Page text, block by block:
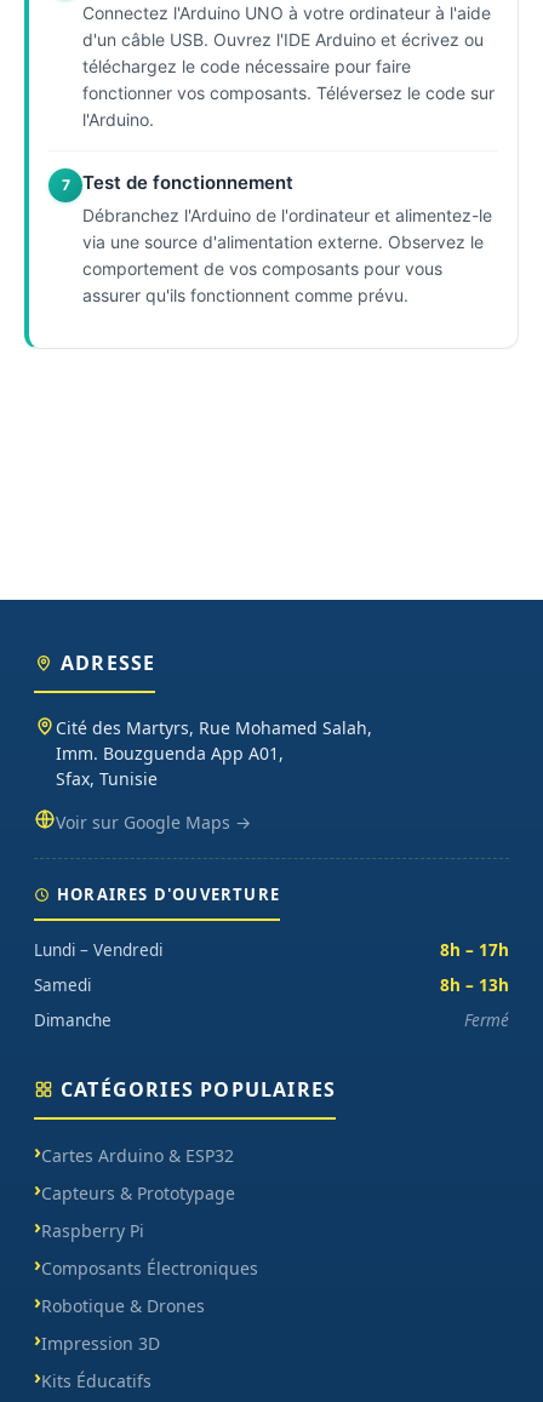
Connectez l'Arduino UNO à votre ordinateur à l'aide
d'un câble USB. Ouvrez l'IDE Arduino et écrivez ou
téléchargez le code nécessaire pour faire
fonctionner vos composants. Téléversez le code sur
l'Arduino.
7 Test de fonctionnement
Débranchez l'Arduino de l'ordinateur et alimentez-le
via une source d'alimentation externe. Observez le
comportement de vos composants pour vous
assurer qu'ils fonctionnent comme prévu.
ADRESSE
Cité des Martyrs, Rue Mohamed Salah,
Imm. Bouzguenda App A01,
Sfax, Tunisie
Voir sur Google Maps →
HORAIRES D'OUVERTURE
Lundi – Vendredi
8h – 17h
Samedi
8h – 13h
Dimanche
Fermé
CATÉGORIES POPULAIRES
Cartes Arduino & ESP32
Capteurs & Prototypage
Raspberry Pi
Composants Électroniques
Robotique & Drones
Impression 3D
Kits Éducatifs